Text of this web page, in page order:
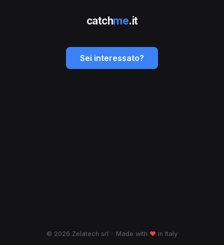
catchme.it
Sei interessato?
© 2026 Zelatech srl · Made with ♥ in Italy